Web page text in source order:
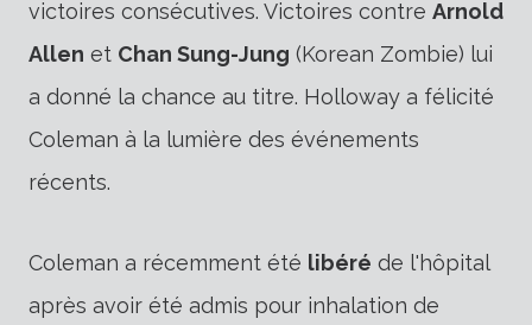
victoires consécutives. Victoires contre Arnold
Allen et Chan Sung-Jung (Korean Zombie) lui
a donné la chance au titre. Holloway a félicité
Coleman à la lumière des événements
récents.
Coleman a récemment été libéré de l'hôpital
après avoir été admis pour inhalation de